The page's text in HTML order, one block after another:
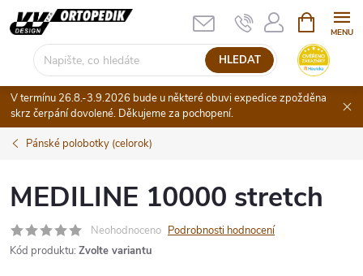
Přejít
na
HLEDAT
NÁKUPNÍ
KOŠÍK
V termínu 26.8.-3.9.2026 bude u některé obuvi expedice zpožděna
skrz čerpání dovolené. Děkujeme za pochopení.
Pánské polobotky (celorok)
MEDILINE 10000 stretch
Neohodnoceno Podrobnosti hodnocení
Kód produktu: Zvolte variantu